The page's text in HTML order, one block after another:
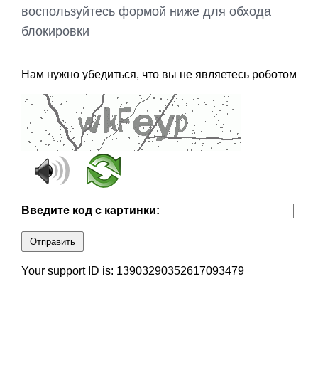
воспользуйтесь формой ниже для обхода
блокировки
Нам нужно убедиться, что вы не являетесь роботом
Введите код с картинки:
Отправить
Your support ID is: 13903290352617093479